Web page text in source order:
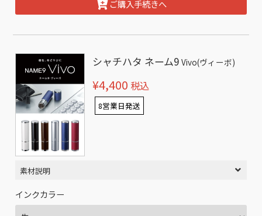
ご購入手続きへ
シャチハタ ネーム9Vivo(ヴィーボ)
¥4,400 税込
8営業日発送
素材説明
インクカラー